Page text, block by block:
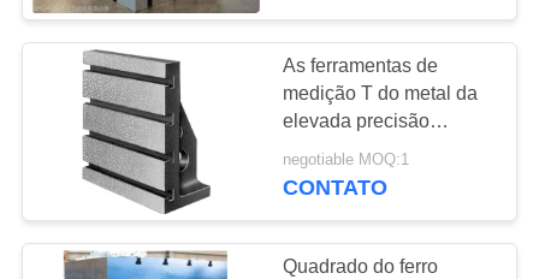
Corrente do arrasto
do cabo
As ferramentas de
medição T do metal da
elevada precisão
entalharam a placa de
ângulo do ferro fundido
negotiable MOQ:1
CONTATO
Quadrado do ferro